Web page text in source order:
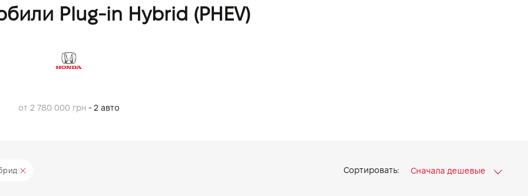
Plug-in Hybrid (PHEV)
от 2 780 000 грн - 2 авто
Сортировать: Сначала дешевые